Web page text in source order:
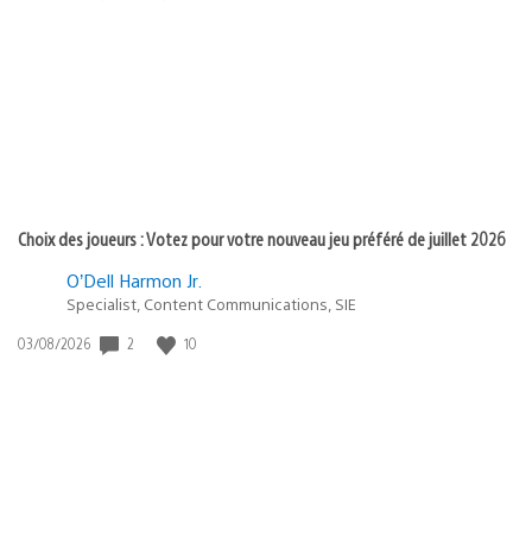
Choix des joueurs : Votez pour votre nouveau jeu préféré de juillet 2026
O’Dell Harmon Jr.
Specialist, Content Communications, SIE
Date
03/08/2026 2 10